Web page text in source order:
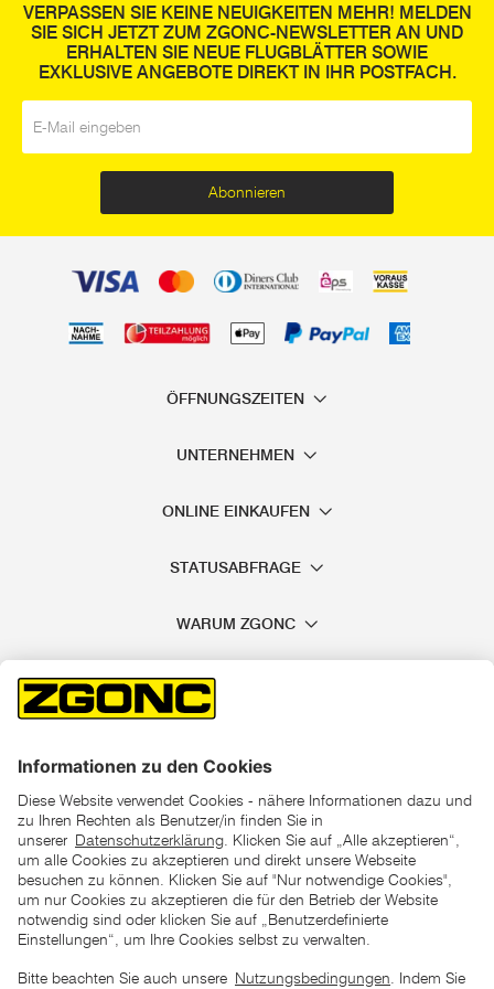
VERPASSEN SIE KEINE NEUIGKEITEN MEHR! MELDEN
SIE SICH JETZT ZUM ZGONC-NEWSLETTER AN UND
ERHALTEN SIE NEUE FLUGBLÄTTER SOWIE
EXKLUSIVE ANGEBOTE DIREKT IN IHR POSTFACH.
Abonnieren
ÖFFNUNGSZEITEN
UNTERNEHMEN
ONLINE EINKAUFEN
STATUSABFRAGE
WARUM ZGONC
*der "statt"-Preis ist der niedrigste von uns in den letzten 30
Tagen vor Beginn dieser Aktion verlangte Preis
unter den UVP Preisen auf dieser Website sind die
zu verstehen